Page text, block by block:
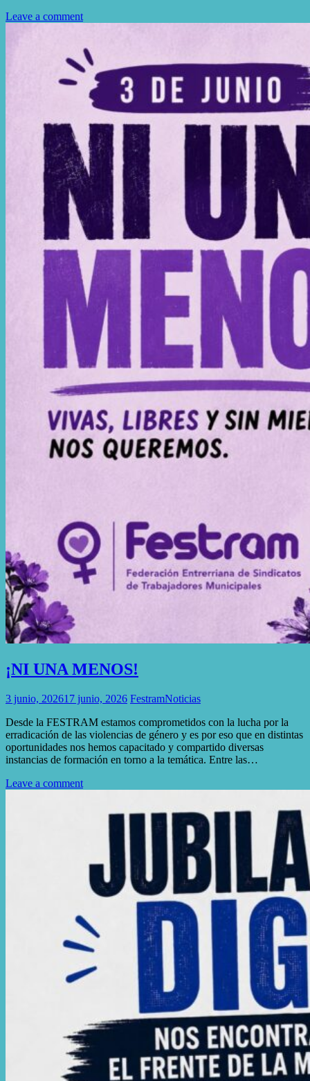
Leave a comment
¡NI UNA MENOS!
3 junio, 202617 junio, 2026 FestramNoticias
Desde la FESTRAM estamos comprometidos con la lucha por la
erradicación de las violencias de género y es por eso que en distintas
oportunidades nos hemos capacitado y compartido diversas
instancias de formación en torno a la temática. Entre las…
Leave a comment